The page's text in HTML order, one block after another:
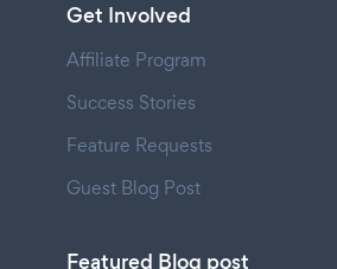
Get Involved
Affiliate Program
Success Stories
Feature Requests
Guest Blog Post
Featured Blog post